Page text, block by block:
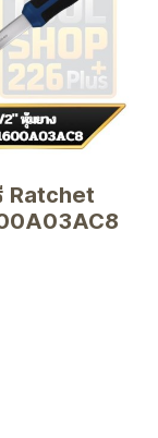
Ratchet